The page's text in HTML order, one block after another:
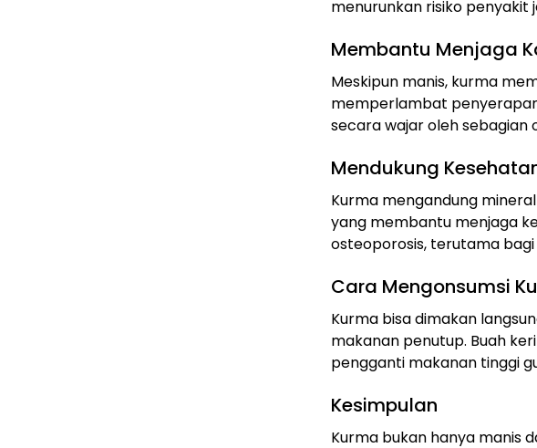
menurunkan risiko penyakit
Membantu Menjaga
Meskipun manis, kurma
memperlambat
secara wajar oleh sebagian
Mendukung
Kurma mengandung
yang membantu menjaga
osteoporosis, terutama
Cara Mengonsumsi
Kurma bisa dimakan
makanan penutup. Buah
pengganti makanan tinggi
Kesimpulan
Kurma bukan hanya manis